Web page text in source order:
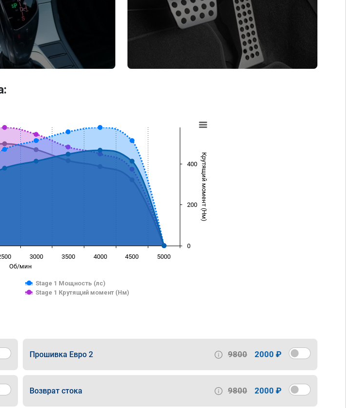
Об/мин
Крутящий момент (Нм)
Stage 1 Мощность (лс)
Stage 1 Крутящий момент (Нм)
3000 3500 4000 4500 5000
0
200
400
Прошивка Евро 2 9800 2000 ₽
Возврат стока 9800 2000 ₽